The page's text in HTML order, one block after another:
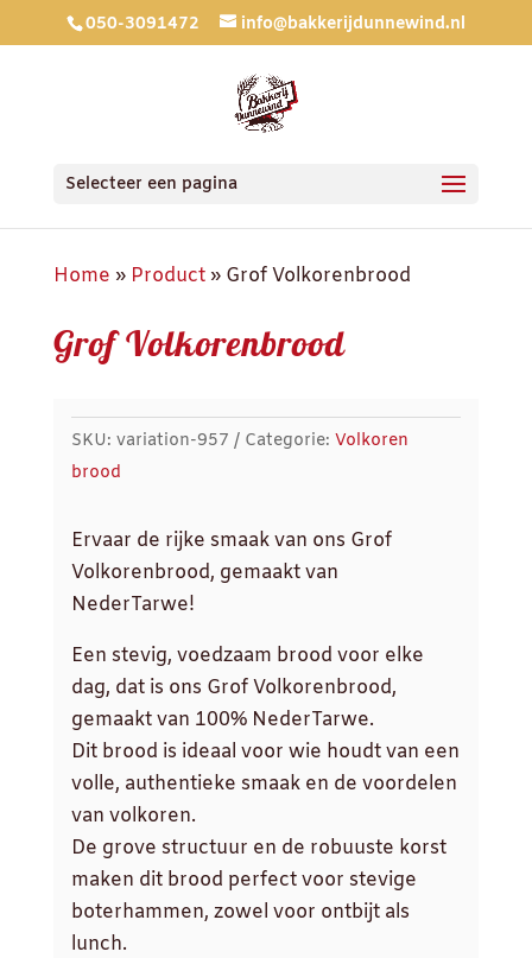
050-3091472 info@bakkerijdunnewind.nl
Selecteer een pagina
Home » Product» Grof Volkorenbrood
Grof Volkorenbrood
SKU: variation-957 Categorie: Volkoren
brood
Ervaar de rijke smaak van ons Grof
Volkorenbrood, gemaakt van
NederTarwe!
Een stevig, voedzaam brood voor elke
dag, dat is ons Grof Volkorenbrood,
gemaakt van 100% NederTarwe.
Dit brood is ideaal voor wie houdt van een
volle, authentieke smaak en de voordelen
van volkoren.
De grove structuur en de robuuste korst
maken dit brood perfect voor stevige
boterhammen, zowel voor ontbijt als
lunch.